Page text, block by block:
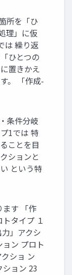
所を「ひ
理」に仮
は 繰り返
ひとつの
置きかえ
。 「作成-
条件分岐
1では 特
ことを目
ションと
という特
ます 「作
タイプ １
」アクシ
ン プロト
ショ ン
ョン 23